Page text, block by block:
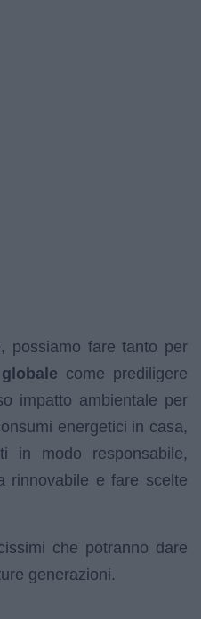
possiamo fare tanto per
come prediligere
impatto ambientale per
energetici in casa,
in modo responsabile,
rinnovabile e fare scelte
che potranno dare
generazioni.